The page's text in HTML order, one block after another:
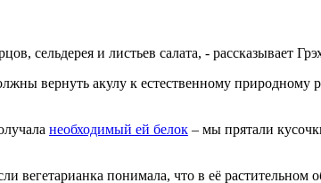
сельдерея и листьев салата, - рассказывает
вернуть акулу к естественному природному
необходимый ей белок – мы прятали
вегетарианка понимала, что в её растительном